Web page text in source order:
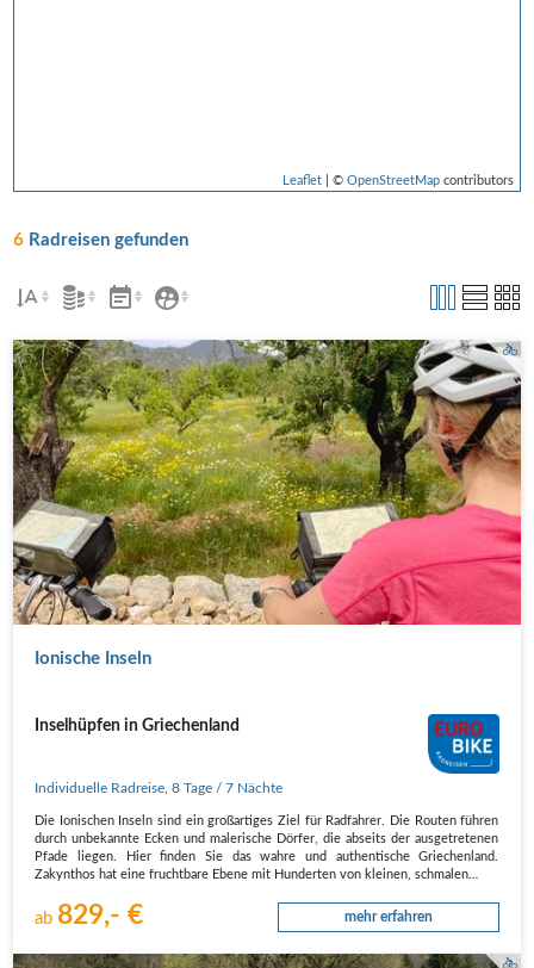
Leaflet| © OpenStreetMapcontributors
6 Radreisen gefunden
Steinmauer Kartencheck
Ionische Inseln
Inselhüpfen in Griechenland
Individuelle Radreise ,8 Tage / 7 Nächte
Die Ionischen Inseln sind ein großartiges Ziel für Radfahrer. Die Routen führen
durch unbekannte Ecken und malerische Dörfer, die abseits der ausgetretenen
Pfade liegen. Hier finden Sie das wahre und authentische Griechenland.
Zakynthos hat eine fruchtbare Ebene mit Hunderten von kleinen, schmalen…
ab 829,- € mehr erfahren